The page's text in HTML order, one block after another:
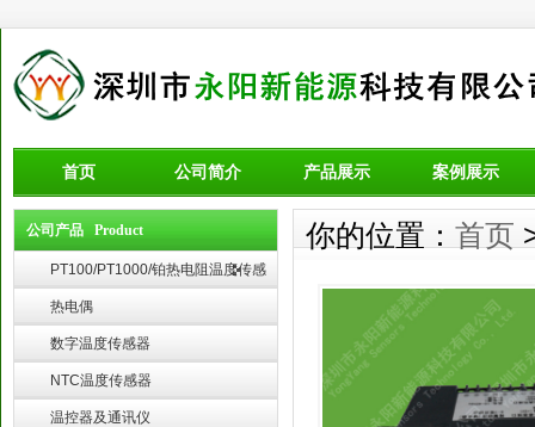
首页 公司简介 产品展示 案例展示
公司产品 Product
PT100/PT1000/铂热电阻温度传感
器
热电偶
数字温度传感器
NTC温度传感器
温控器及通讯仪
你的位置： 首页